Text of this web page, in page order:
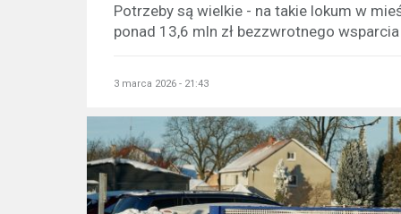
Potrzeby są wielkie - na takie lokum w
ponad 13,6 mln zł bezzwrotnego
3 marca 2026 - 21:43